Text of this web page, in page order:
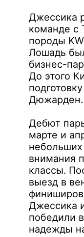
Джессика
команде с
породы
Лошадь
бизнес-
До этого
Дюжарден.
Дебют
марте и
небольших
внимания
классы.
выезд в
Джессика
победили
надежды